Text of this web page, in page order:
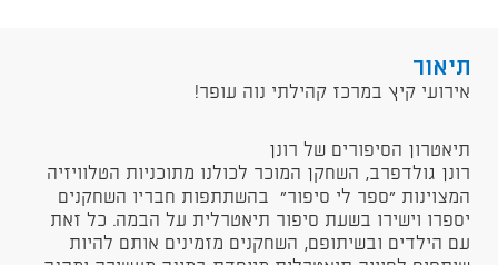
תיאור
אירועי קיץ במרכז קהילתי נוה עופר!
תיאטרון הסיפורים של רונן
רונן גולדפרב, השחקן המוכר לכולנו מתוכניות הטלוויזיה
המצוינות "ספר לי סיפור" בהשתתפות חבריו השחקנים
יספרו וישירו בשעת סיפור תיאטרלית על הבמה. כל זאת
עם הילדים ובשיתופם, השחקנים מזמינים אותם להיות